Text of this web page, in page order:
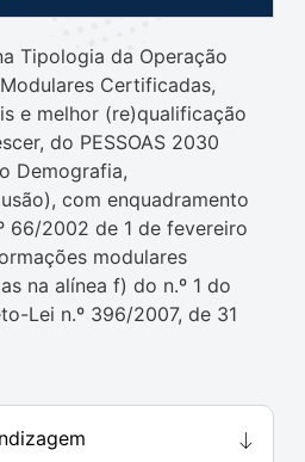
Tipologia da Operação
Certificadas,
e melhor (re)qualificação
do PESSOAS 2030
Demografia,
com enquadramento
66/2002 de 1 de fevereiro
modulares
na alínea f) do n.º 1 do
Lei n.º 396/2007, de 31